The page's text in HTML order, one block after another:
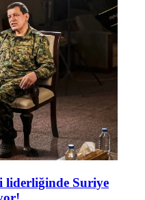
liderliğinde Suriye